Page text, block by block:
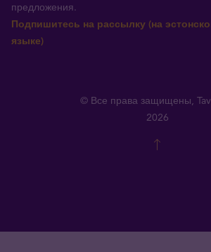
предложения.
Подпишитесь на рассылку (на
языке)
© Все права защищены,
2026